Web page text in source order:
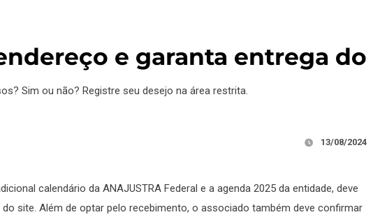
e garanta entrega
Sim ou não? Registre seu desejo na área restrita.
13/08/2024
calendário da ANAJUSTRA Federal e a agenda 2025 da entidade, deve
site. Além de optar pelo recebimento, o associado também deve confirmar